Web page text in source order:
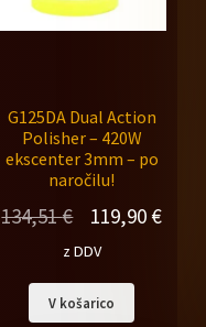
G125DA Dual Action
Polisher – 420W
ekscenter 3mm – po
naročilu!
134,51€
Izvirna
cena
je
bila:
119,90€
z DDV
V košarico